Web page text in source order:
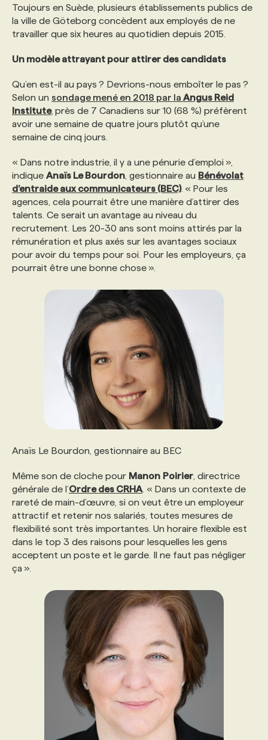
Toujours en Suède, plusieurs établissements publics de
la ville de Göteborg concèdent aux employés de ne
travailler que six heures au quotidien depuis 2015.
Un modèle attrayant pour attirer des candidats
Qu’en est-il au pays ? Devrions-nous emboîter le pas ?
Selon un sondage mené en 2018 par la Angus Reid
Institute, près de 7 Canadiens sur 10 (68 %) préfèrent
avoir une semaine de quatre jours plutôt qu’une
semaine de cinq jours.
« Dans notre industrie, il y a une pénurie d’emploi »,
indique Anaïs Le Bourdon , gestionnaire au Bénévolat
d’entraide aux communicateurs (BEC). « Pour les
agences, cela pourrait être une manière d’attirer des
talents. Ce serait un avantage au niveau du
recrutement. Les 20-30 ans sont moins attirés par la
rémunération et plus axés sur les avantages sociaux
pour avoir du temps pour soi. Pour les employeurs, ça
pourrait être une bonne chose ».
Anaïs Le Bourdon, gestionnaire au BEC
Même son de cloche pour Manon Poirier , directrice
générale de l’Ordre des CRHA . « Dans un contexte de
rareté de main-d’œuvre, si on veut être un employeur
attractif et retenir nos salariés, toutes mesures de
flexibilité sont très importantes. Un horaire flexible est
dans le top 3 des raisons pour lesquelles les gens
acceptent un poste et le garde. Il ne faut pas négliger
ça ».